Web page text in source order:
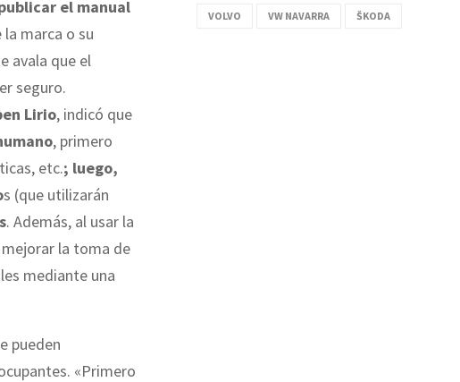
el manual
marca o su
avala que el
seguro.
Lirio, indicó que
, primero
etc.; luego,
s (que utilizarán
. Además, al usar la
la toma de
mediante una
pueden
«Primero
VOLVO VW NAVARRA ŠKODA